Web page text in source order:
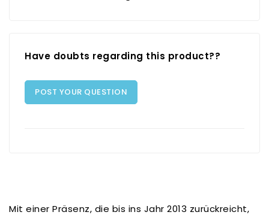
Have doubts regarding this product??
POST YOUR QUESTION
Mit einer Präsenz, die bis ins Jahr 2013 zurückreicht,